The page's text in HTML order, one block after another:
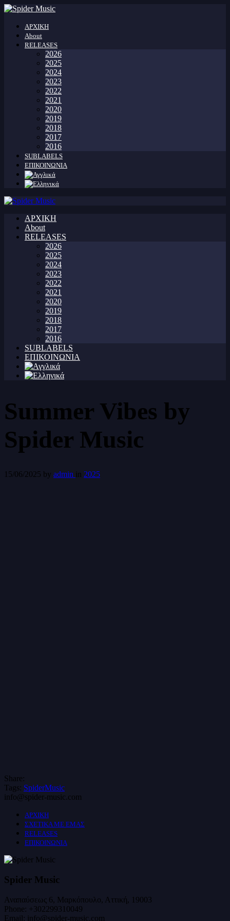
ΑΡΧΙΚΗ
About
RELEASES
2026
2025
2024
2023
2022
2021
2020
2019
2018
2017
2016
SUBLABELS
ΕΠΙΚΟΙΝΩΝΙΑ
ΑΡΧΙΚΗ
About
RELEASES
2026
2025
2024
2023
2022
2021
2020
2019
2018
2017
2016
SUBLABELS
ΕΠΙΚΟΙΝΩΝΙΑ
Summer Vibes by
Spider Music
15/06/2025 by admin in 2025
Share:
Tags: SpiderMusic
info@spider-music.com
ΑΡΧΙΚΗ
ΣΧΕΤΙΚΑ ΜΕ ΕΜΑΣ
RELEASES
ΕΠΙΚΟΙΝΩΝΙΑ
Spider Music
Αναπαύσεως 6, Μαρκόπουλο, Αττική, 19003
Phone: +302299310049
Email: info@spider-music.com